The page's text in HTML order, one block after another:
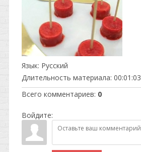
Язык: Русский
Длительность материала: 00:01:03
Всего комментариев: 0
Войдите: